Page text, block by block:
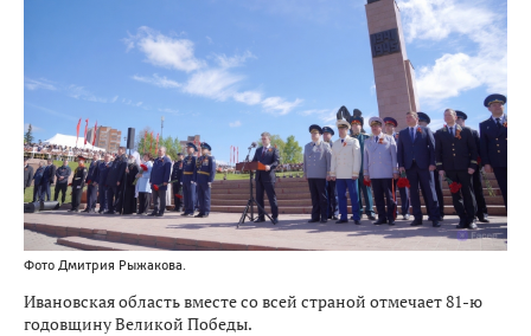
Фото Дмитрия Рыжакова.
Ивановская область вместе со всей страной отмечает 81-ю
годовщину Великой Победы.